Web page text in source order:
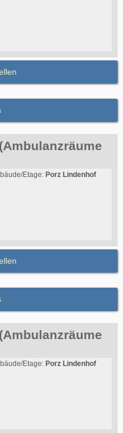
Etage: Porz Lindenhof
Etage: Porz Lindenhof